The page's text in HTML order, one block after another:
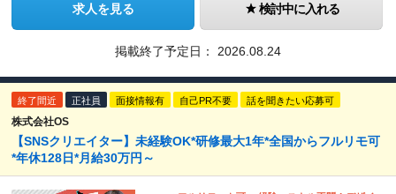
求人を見る 検討中に入れる
掲載終了予定日： 2026.08.24
終了間近 正社員 面接情報有 自己PR不要 話を聞きたい応募可
株式会社OS
【SNSクリエイター】未経験OK*研修最大1年*全国からフルリモ可
*年休128日*月給30万円～